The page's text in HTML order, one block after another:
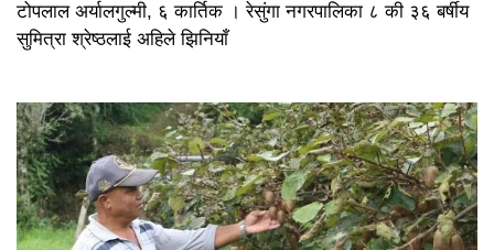
टोपलाल अर्यालगुल्मी, ६ कार्तिक । रेसुंगा नगरपालिका ८ की ३६ बर्षीय
सुमित्रा श्रेष्ठलाई अहिले झिनियाँ